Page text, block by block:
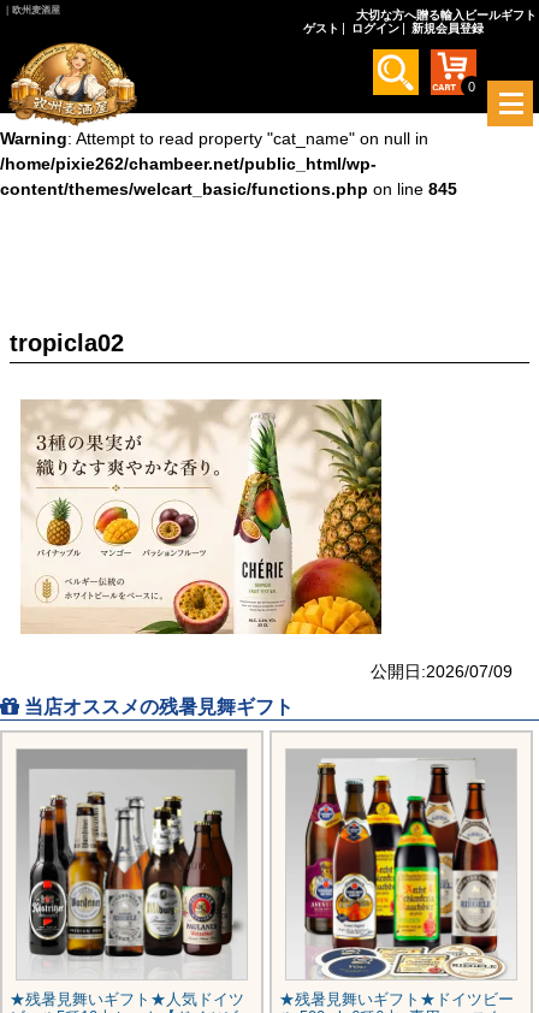
/home/pixie262/chambeer.net/public_html/wp-
content/themes/welcart_basic/functions.php
on line 845
Warning: Attempt to read property "cat_name" on null in
/home/pixie262/chambeer.net/public_html/wp-
content/themes/welcart_basic/functions.php on line 845
｜欧州麦酒屋
大切な方へ贈る輸入ビールギフト
ゲスト
ログイン 新規会員登録
0
メ
ニ
tropicla02
公開日:2026/07/09
当店オススメの残暑見舞ギフト
★残暑見舞いギフト★人気ドイツ
★残暑見舞いギフト★ドイツビー